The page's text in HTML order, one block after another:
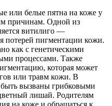
или белые пятна на коже у
причинам. Одной из
витилиго —
потерей пигментации кожи.
как с генетическими
процессами. Также
которая может
или травм кожи. В
быть вызваны грибковыми
лишай. Родителям
на коже и обращаться к